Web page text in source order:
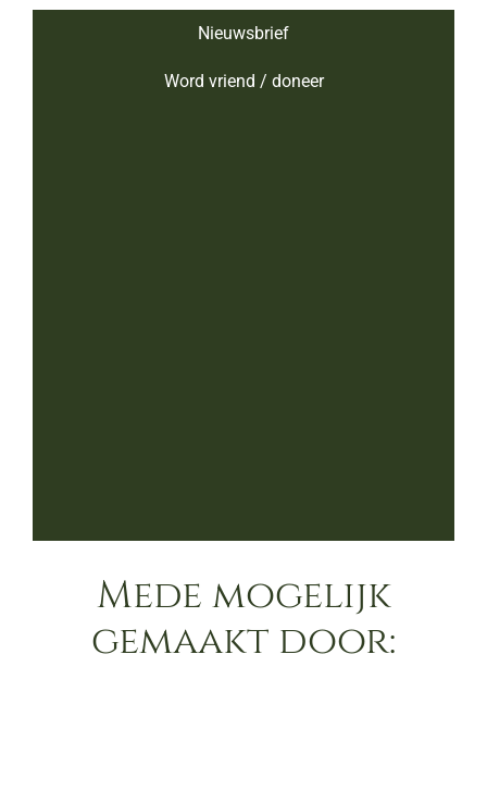
Nieuwsbrief
Word vriend / doneer
Mede mogelijk
gemaakt door: